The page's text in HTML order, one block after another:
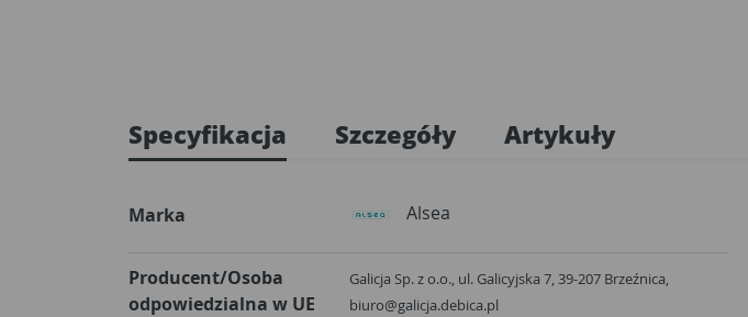
Specyfikacja Szczegóły Artykuły
Marka Alsea
Producent/Osoba
odpowiedzialna w UE
Galicja Sp. z o.o., ul. Galicyjska 7, 39-207 Brzeźnica,
biuro@galicja.debica.pl